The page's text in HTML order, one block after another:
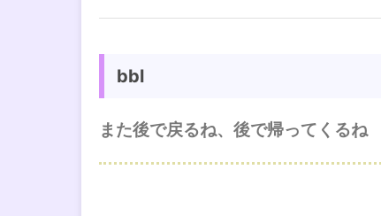
bbl
また後で戻るね、後で帰ってくるね